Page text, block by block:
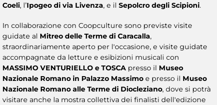
Coeli, l’Ipogeo di via Livenza, e il Sepolcro degli Scipioni.
In collaborazione con Coopculture sono previste visite
guidate al Mitreo delle Terme di Caracalla,
straordinariamente aperto per l'occasione, e visite guidate
accompagnate da letture e esibizioni musicali con
MASSIMO VENTURIELLO e TOSCA presso il Museo
Nazionale Romano in Palazzo Massimo e presso il Museo
Nazionale Romano alle Terme di Diocleziano, dove si potrà
visitare anche la mostra collettiva dei finalisti dell'edizione